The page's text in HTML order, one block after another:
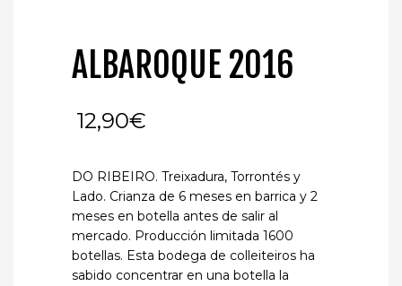
ALBAROQUE 2016
12,90€
DO RIBEIRO. Treixadura, Torrontés y
Lado. Crianza de 6 meses en barrica y 2
meses en botella antes de salir al
mercado. Producción limitada 1600
botellas. Esta bodega de colleiteiros ha
sabido concentrar en una botella la